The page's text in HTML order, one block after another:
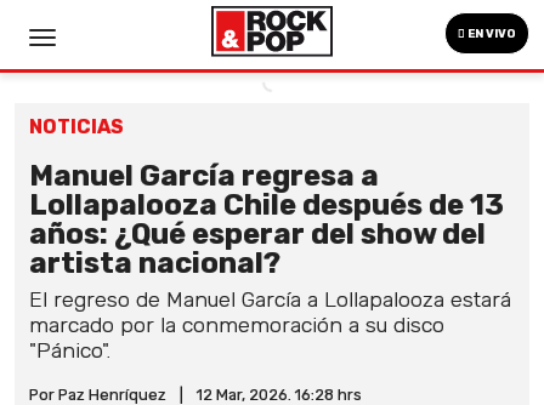
EN VIVO
NOTICIAS
Manuel García regresa a
Lollapalooza Chile después de 13
años: ¿Qué esperar del show del
artista nacional?
El regreso de Manuel García a Lollapalooza estará
marcado por la conmemoración a su disco
"Pánico".
Por Paz Henríquez 12 Mar, 2026. 16:28 hrs